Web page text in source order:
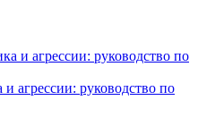
агрессии: руководство по